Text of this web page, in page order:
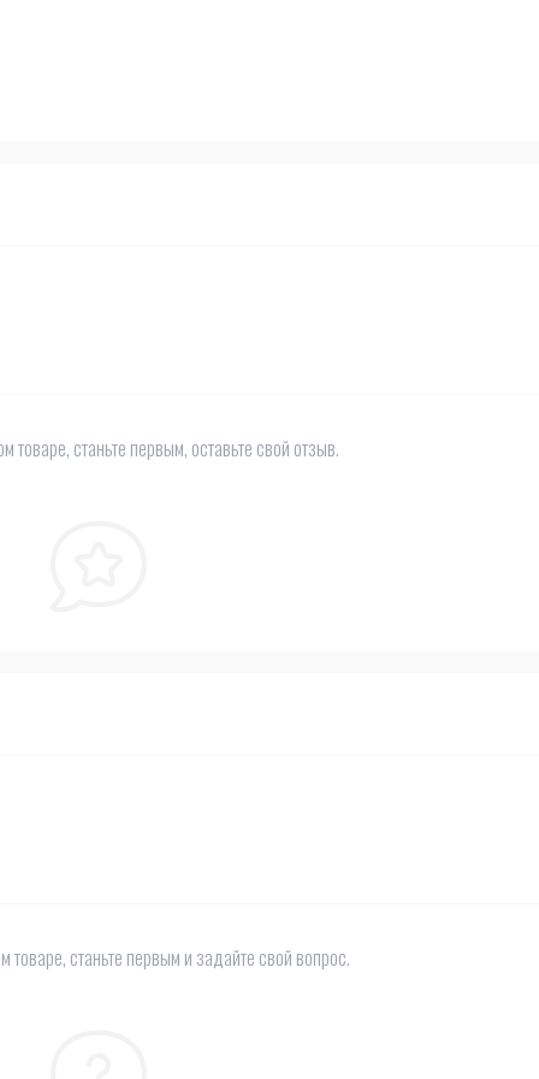
товаре, станьте первым, оставьте свой отзыв.
товаре, станьте первым и задайте свой вопрос.